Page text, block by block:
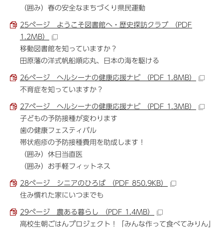
（囲み）春の安全なまちづくり県民運動
25ページ ようこそ図書館へ・歴史探訪クラブ （PDF
1.2MB）
移動図書館を知っていますか？
田原藩の洋式帆船順応丸、日本の海を駆ける
26ページ ヘルシーナの健康応援ナビ （PDF 1.8MB）
不育症を知っていますか？
27ページ ヘルシーナの健康応援ナビ （PDF 1.3MB）
子どもの予防接種が変わります
歯の健康フェスティバル
帯状疱疹の予防接種費用を助成します！
（囲み）休日当直医
（囲み）お手軽フィットネス
28ページ シニアのひろば （PDF 850.9KB）
住み慣れた家にいつまでも
29ページ 農ある暮らし （PDF 1.4MB）
高校生朝ごはんプロジェクト！「みんな作って食べてみりん」